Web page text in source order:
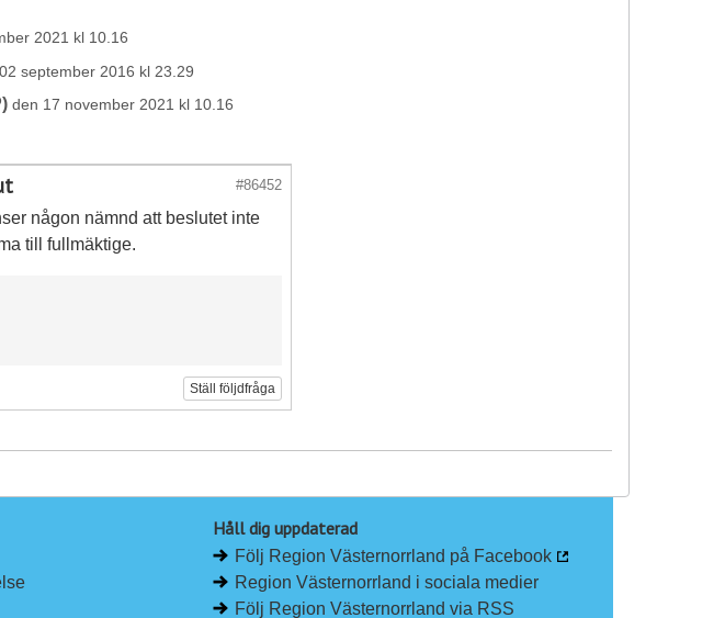
2021 kl 10.16
september 2016 kl 23.29
den 17 november 2021 kl 10.16
#86452
någon nämnd att beslutet inte
till fullmäktige.
Ställ följdfråga
Håll dig uppdaterad
Följ Region Västernorrland på Facebook
Region Västernorrland i sociala medier
Följ Region Västernorrland via RSS